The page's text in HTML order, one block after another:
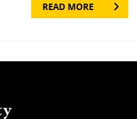
READ MORE